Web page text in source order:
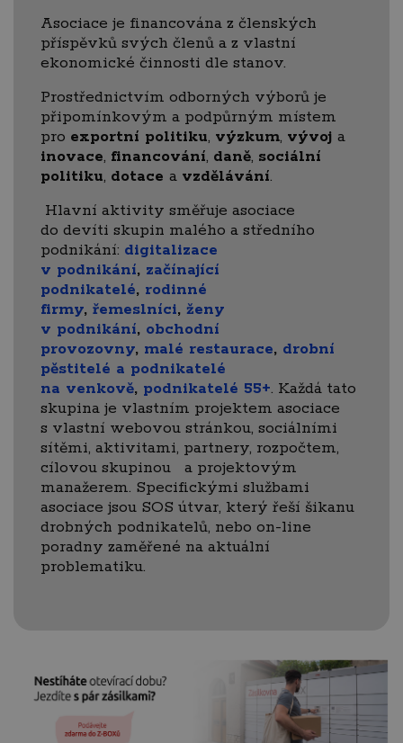
Asociace je financována z členských
příspěvků svých členů a z vlastní
ekonomické činnosti dle stanov.
Prostřednictvím odborných výborů je
připomínkovým a podpůrným místem
pro exportní politiku, výzkum, vývoj a
inovace, financování, daně, sociální
politiku, dotace a vzdělávání.
Hlavní aktivity směřuje asociace
do devíti skupin malého a středního
podnikání: digitalizace
v podnikání, začínající
podnikatelé, rodinné
firmy, řemeslníci, ženy
v podnikání, obchodní
provozovny, malé restaurace, drobní
pěstitelé a podnikatelé
na venkově, podnikatelé 55+. Každá tato
skupina je vlastním projektem asociace
s vlastní webovou stránkou, sociálními
sítěmi, aktivitami, partnery, rozpočtem,
cílovou skupinou a projektovým
manažerem. Specifickými službami
asociace jsou SOS útvar, který řeší šikanu
drobných podnikatelů, nebo on-line
poradny zaměřené na aktuální
problematiku.